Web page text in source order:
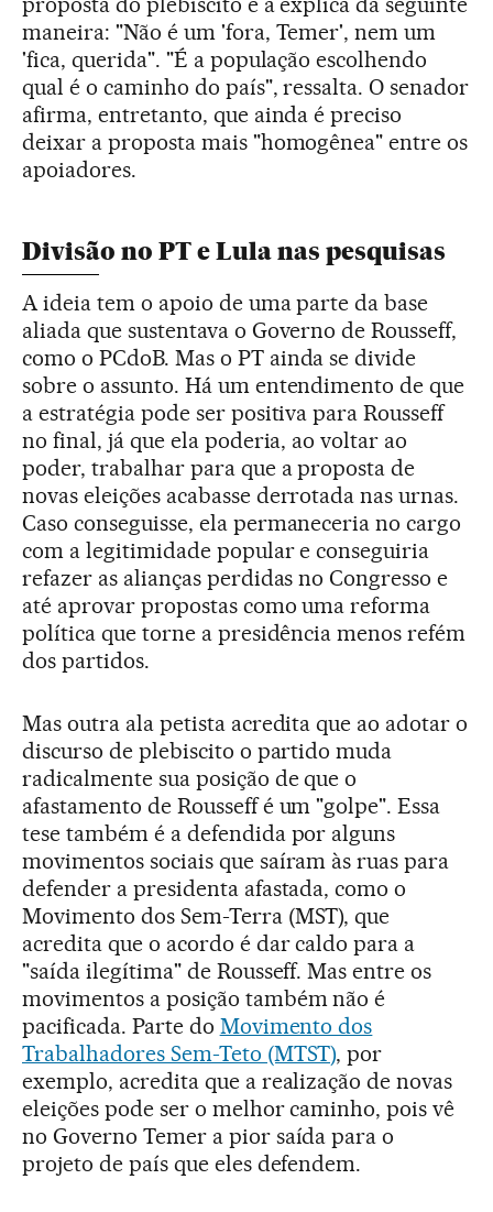
maneira: "Não é um 'fora, Temer', nem um
'fica, querida". "É a população escolhendo
qual é o caminho do país", ressalta. O senador
afirma, entretanto, que ainda é preciso
deixar a proposta mais "homogênea" entre os
apoiadores.
Divisão no PT e Lula nas pesquisas
A ideia tem o apoio de uma parte da base
aliada que sustentava o Governo de Rousseff,
como o PCdoB. Mas o PT ainda se divide
sobre o assunto. Há um entendimento de que
a estratégia pode ser positiva para Rousseff
no final, já que ela poderia, ao voltar ao
poder, trabalhar para que a proposta de
novas eleições acabasse derrotada nas urnas.
Caso conseguisse, ela permaneceria no cargo
com a legitimidade popular e conseguiria
refazer as alianças perdidas no Congresso e
até aprovar propostas como uma reforma
política que torne a presidência menos refém
dos partidos.
Mas outra ala petista acredita que ao adotar o
discurso de plebiscito o partido muda
radicalmente sua posição de que o
afastamento de Rousseff é um "golpe". Essa
tese também é a defendida por alguns
movimentos sociais que saíram às ruas para
defender a presidenta afastada, como o
Movimento dos Sem-Terra (MST), que
acredita que o acordo é dar caldo para a
"saída ilegítima" de Rousseff. Mas entre os
movimentos a posição também não é
pacificada. Parte do Movimento dos
Trabalhadores Sem-Teto (MTST), por
exemplo, acredita que a realização de novas
eleições pode ser o melhor caminho, pois vê
no Governo Temer a pior saída para o
projeto de país que eles defendem.